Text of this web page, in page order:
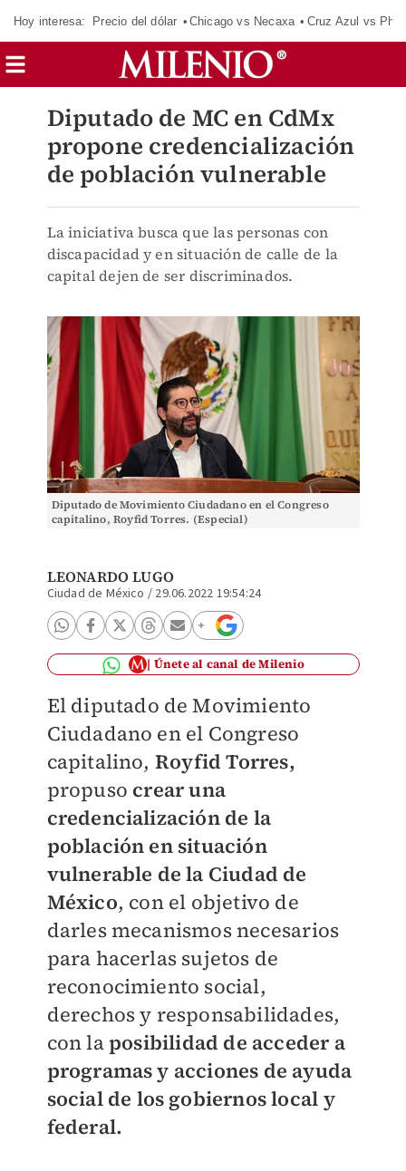
Hoy interesa: Precio del dólar Chicago vs Necaxa Cruz Azul vs
Diputado de MC en CdMx
propone credencialización
de población vulnerable
La iniciativa busca que las personas con
discapacidad y en situación de calle de la
capital dejen de ser discriminados.
Diputado de Movimiento Ciudadano en el Congreso
capitalino, Royfid Torres. (Especial)
LEONARDO LUGO
Ciudad de México / 29.06.2022 19:54:24
Únete al canal de Milenio
El diputado de Movimiento
Ciudadano en el Congreso
capitalino, Royfid Torres,
propuso crear una
credencialización de la
población en situación
vulnerable de la Ciudad de
México, con el objetivo de
darles mecanismos necesarios
para hacerlas sujetos de
reconocimiento social,
derechos y responsabilidades,
con laposibilidad de acceder a
programas y acciones de ayuda
social de los gobiernos local y
federal.